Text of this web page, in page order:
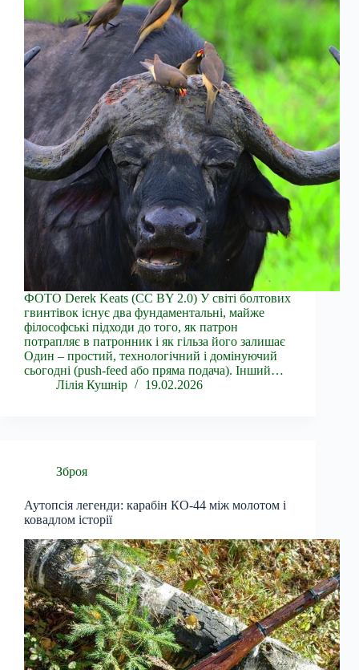
ФОТО Derek Keats (CC BY 2.0) У світі болтових
гвинтівок існує два фундаментальні, майже
філософські підходи до того, як патрон
потрапляє в патронник і як гільза його залишає
Один – простий, технологічний і домінуючий
сьогодні (push-feed або пряма подача). Інший…
Лілія Кушнір
19.02.2026
Зброя
Аутопсія легенди: карабін КО-44 між молотом і
ковадлом історії